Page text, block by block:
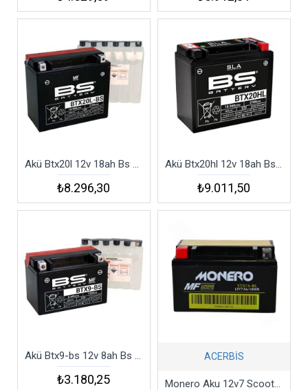
Akü Btx20l 12v 18ah Bs Battery
₺8.296,30
Akü Btx20hl 12v 18ah Bs Battery
₺9.011,50
Akü Btx9-bs 12v 8ah Bs Battery
₺3.180,25
ACERBİS
Monero Aku 12v7 Scooter